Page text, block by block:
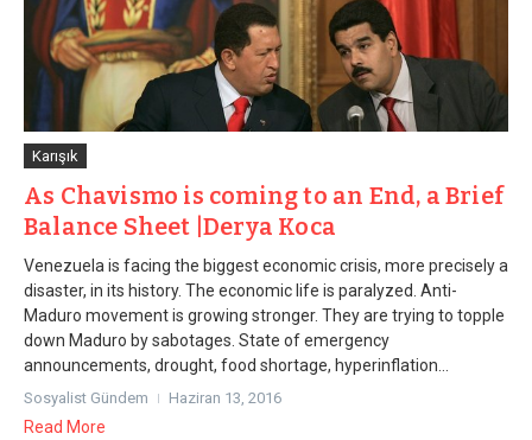
Karışık
As Chavismo is coming to an End, a Brief
Balance Sheet |Derya Koca
Venezuela is facing the biggest economic crisis, more precisely a
disaster, in its history. The economic life is paralyzed. Anti-
Maduro movement is growing stronger. They are trying to topple
down Maduro by sabotages. State of emergency
announcements, drought, food shortage, hyperinflation...
Sosyalist Gündem Haziran 13, 2016
Read More